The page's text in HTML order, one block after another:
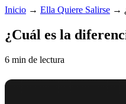
Inicio → Ella Quiere Salirse →
¿Cuál es la
6 min de lectura